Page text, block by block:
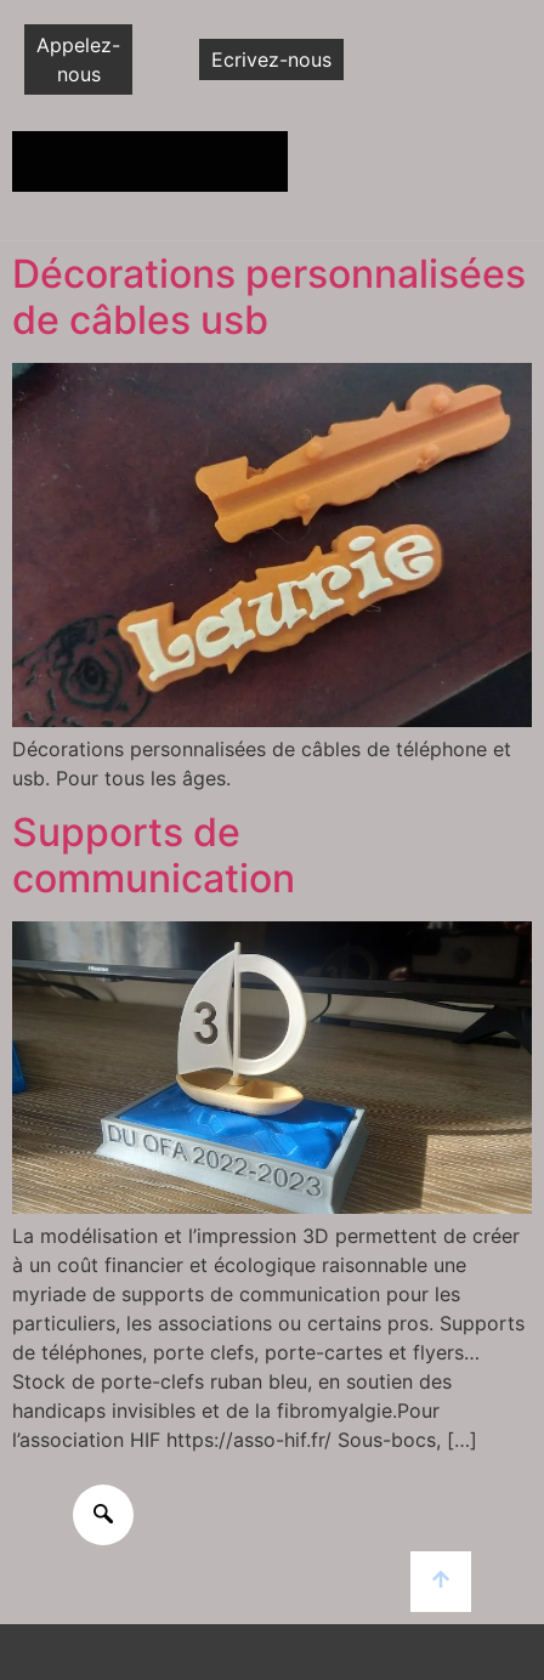
Appelez-
nous
Ecrivez-nous
Décorations personnalisées
de câbles usb
Décorations personnalisées de câbles de téléphone et
usb. Pour tous les âges.
Supports de
communication
La modélisation et l’impression 3D permettent de créer
à un coût financier et écologique raisonnable une
myriade de supports de communication pour les
particuliers, les associations ou certains pros. Supports
de téléphones, porte clefs, porte-cartes et flyers…
Stock de porte-clefs ruban bleu, en soutien des
handicaps invisibles et de la fibromyalgie.Pour
l’association HIF https://asso-hif.fr/ Sous-bocs, […]